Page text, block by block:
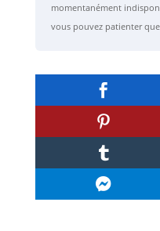
momentanément
vous pouvez patienter



